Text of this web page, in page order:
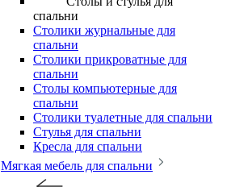
спальни
Столики журнальные для
спальни
Столики прикроватные для
спальни
Столы компьютерные для
спальни
Столики туалетные для спальни
Стулья для спальни
Кресла для спальни
Мягкая мебель для спальни